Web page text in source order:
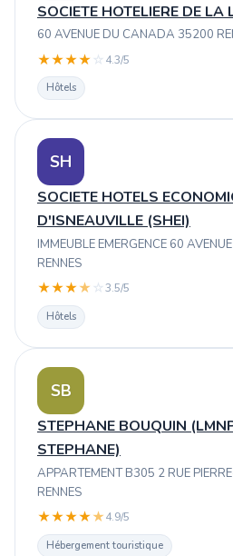
SOCIETE HOTELIERE DE LA
60 AVENUE DU CANADA 35200
★★★★ ☆ 4.3/5
Hôtels
SH
SOCIETE HOTELS
D'ISNEAUVILLE (SHEI)
IMMEUBLE EMERGENCE 60
RENNES
★★★★ ☆3.5/5
Hôtels
SB
STEPHANE BOUQUIN
STEPHANE)
APPARTEMENT B305 2 RUE
RENNES
★★★★★4.9/5
Hébergement touristique